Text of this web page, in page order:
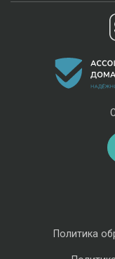
Политика